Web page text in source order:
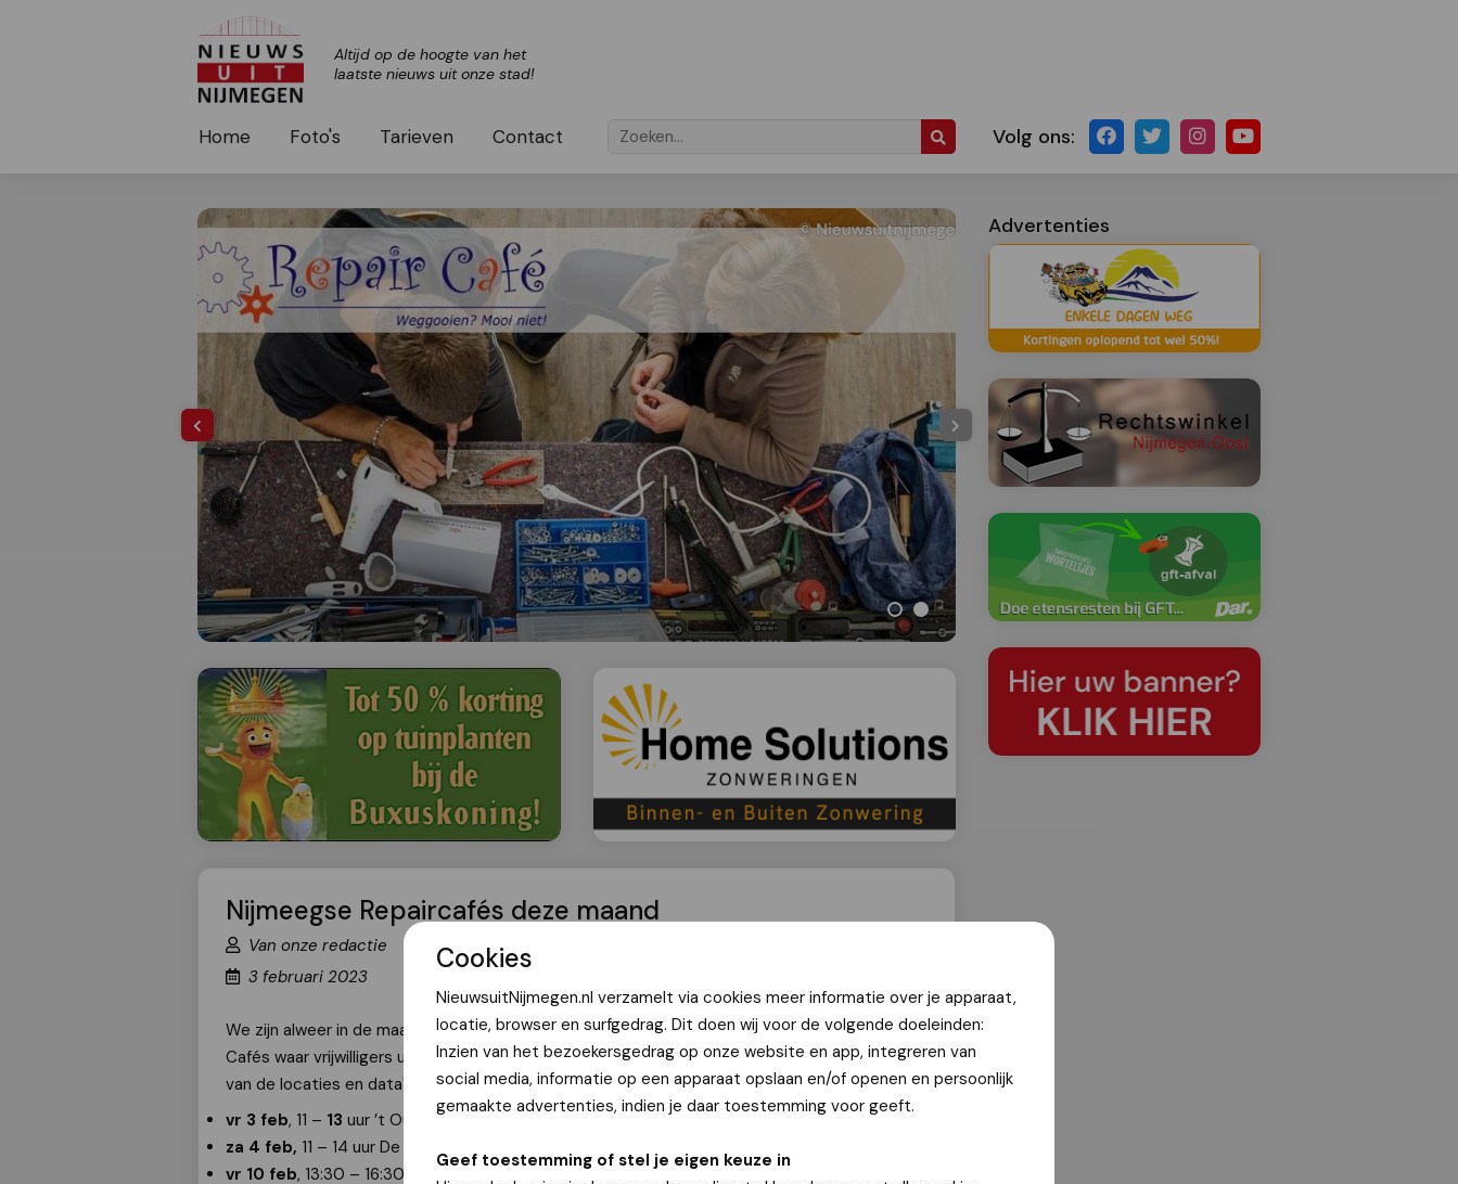
Cookies
NieuwsuitNijmegen.nl verzamelt via cookies meer informatie over je apparaat,
locatie, browser en surfgedrag. Dit doen wij voor de volgende doeleinden:
Inzien van het bezoekersgedrag op onze website en app, integreren van
social media, informatie op een apparaat opslaan en/of openen en persoonlijk
gemaakte advertenties, indien je daar toestemming voor geeft.
Geef toestemming of stel je eigen keuze in
Altijd op de hoogte van het
laatste nieuws uit onze stad!
Home Foto's Tarieven Contact Volg ons:
Nijmeegse Repaircafés deze maand
Van onze redactie
3 februari 2023
We zijn alweer in de maand februari 2023. Ook in deze maand zijn er volop de bekende Repair
Cafés waar vrijwilligers u helpen uw kapotte spulletjes te repareren. Hieronder een overzicht
van de locaties en data"
vr 3 feb, 11 – 13 uur ’t Oude Weeshuis, Papengas 8, Nijmegen-Centrum
za 4 feb, 11 – 14 uur De Hobby, Nwe Nonnendaalseweg 98,
vr 10 feb, 13:30 – 16:30 uur Vintage and More, Bolder 18b,
Malden
Advertenties